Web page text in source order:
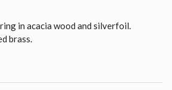
in acacia wood and silverfoil.
brass.